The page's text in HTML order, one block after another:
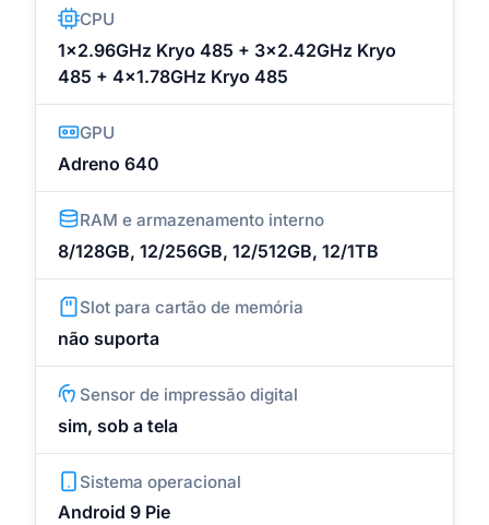
CPU
1x2.96GHz Kryo 485 + 3x2.42GHz Kryo
485 + 4x1.78GHz Kryo 485
GPU
Adreno 640
RAM e armazenamento interno
8/128GB, 12/256GB, 12/512GB, 12/1TB
Slot para cartão de memória
não suporta
Sensor de impressão digital
sim, sob a tela
Sistema operacional
Android 9 Pie